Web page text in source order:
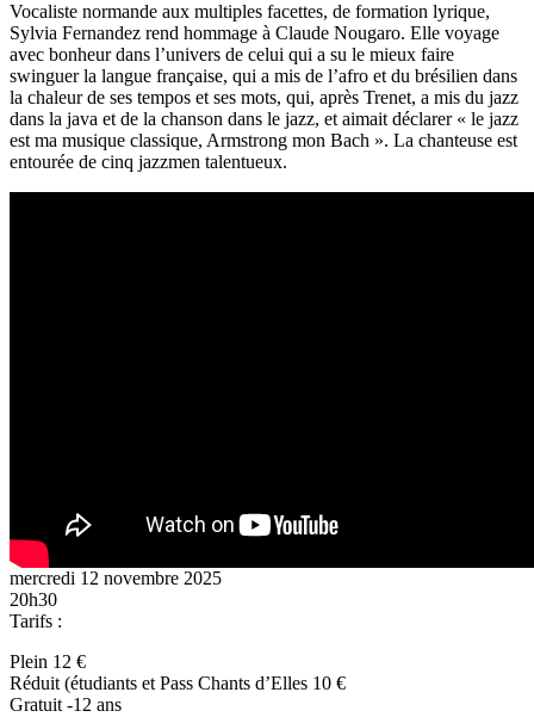
Vocaliste normande aux multiples facettes, de formation lyrique,
Sylvia Fernandez rend hommage à Claude Nougaro. Elle voyage
avec bonheur dans l’univers de celui qui a su le mieux faire
swinguer la langue française, qui a mis de l’afro et du brésilien dans
la chaleur de ses tempos et ses mots, qui, après Trenet, a mis du jazz
dans la java et de la chanson dans le jazz, et aimait déclarer « le jazz
est ma musique classique, Armstrong mon Bach ». La chanteuse est
entourée de cinq jazzmen talentueux.
mercredi 12 novembre 2025
20h30
Tarifs :
Plein 12 €
Réduit (étudiants et Pass Chants d’Elles 10 €
Gratuit -12 ans